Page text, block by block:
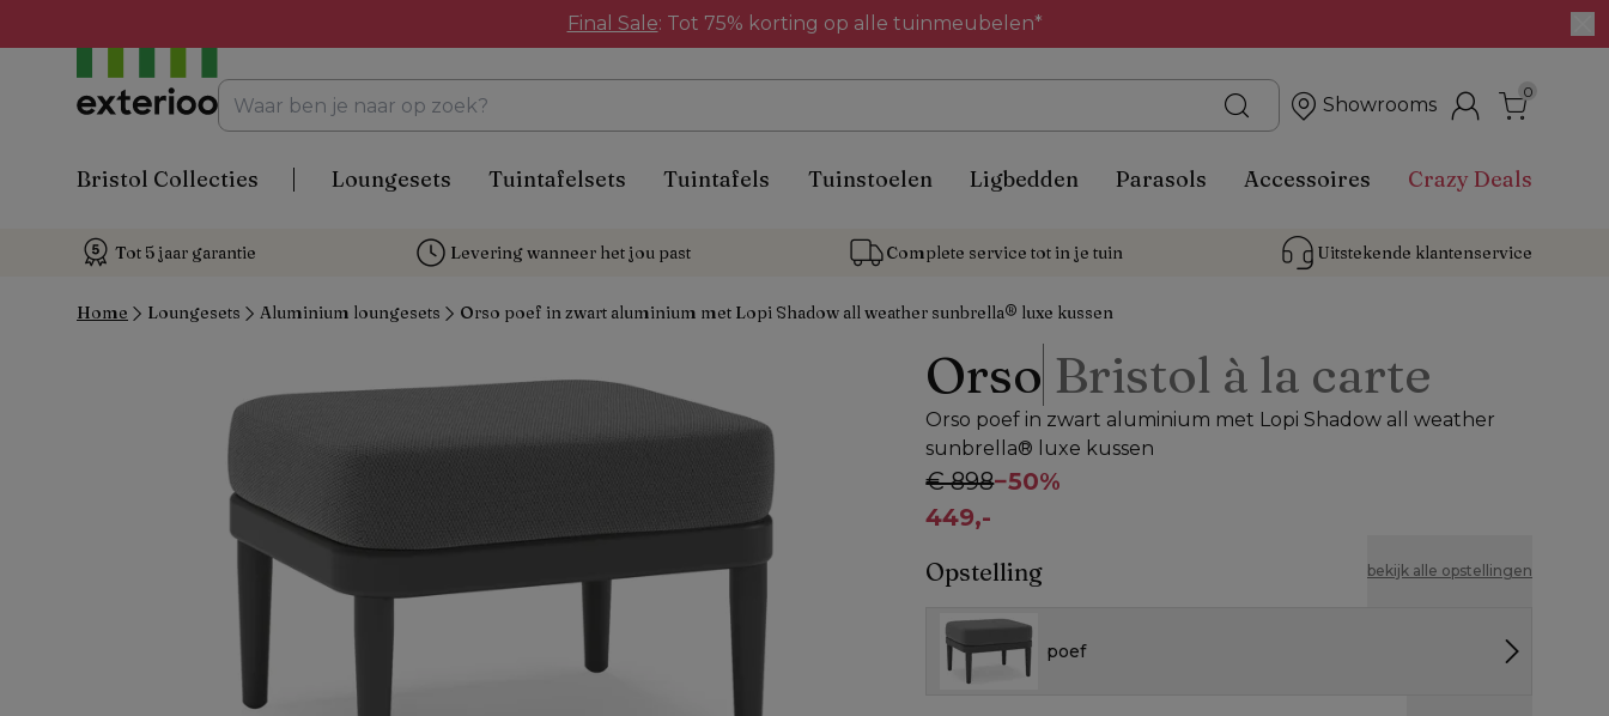
Final Sale: Tot 75% korting op alle tuinmeubelen*
Showrooms
0
Bristol Collecties Loungesets Tuintafelsets Tuintafels Tuinstoelen Ligbedden Parasols Accessoires Crazy Deals
Tot 5 jaar garantie Levering wanneer het jou past Complete service tot in je tuin Uitstekende klantenservice
Home Loungesets Aluminium loungesets Orso poef in zwart aluminium met Lopi Shadow all weather sunbrella® luxe kussen
Orso Bristol à la carte
Orso poef in zwart aluminium met Lopi Shadow all weather
sunbrella® luxe kussen
€ 898−50%
449,-
Opstelling bekijk alle opstellingen
poef